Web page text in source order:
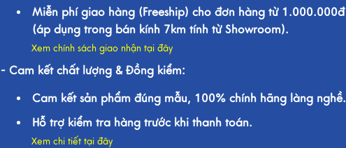
Miễn phí giao hàng (Freeship) cho đơn hàng từ 1.000.000đ
(áp dụng trong bán kính 7km tính từ Showroom).
Xem chính sách giao nhận tại đây
- Cam kết chất lượng & Đồng kiểm:
Cam kết sản phẩm đúng mẫu, 100% chính hãng làng nghề.
Hỗ trợ kiểm tra hàng trước khi thanh toán.
Xem chi tiết tại đây